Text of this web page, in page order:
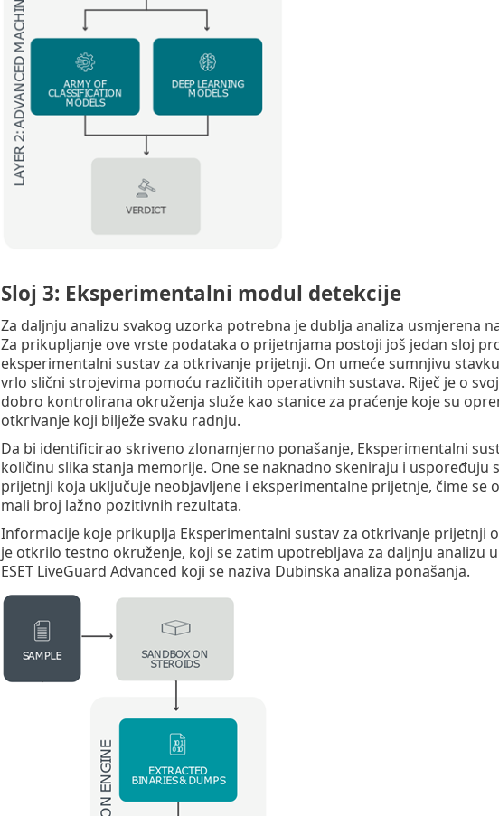
Sloj 3: Eksperimentalni modul detekcije
Za daljnju analizu svakog uzorka potrebna je dublja analiza usmjerena
Za prikupljanje ove vrste podataka o prijetnjama postoji još jedan sloj
eksperimentalni sustav za otkrivanje prijetnji. On umeće sumnjivu
vrlo slični strojevima pomoću različitih operativnih sustava. Riječ je o
dobro kontrolirana okruženja služe kao stanice za praćenje koje su
otkrivanje koji bilježe svaku radnju.
Da bi identificirao skriveno zlonamjerno ponašanje, Eksperimentalni
količinu slika stanja memorije. One se naknadno skeniraju i uspoređuju
prijetnji koja uključuje neobjavljene i eksperimentalne prijetnje, čime
mali broj lažno pozitivnih rezultata.
Informacije koje prikuplja Eksperimentalni sustav za otkrivanje prijetnji
je otkrilo testno okruženje, koji se zatim upotrebljava za daljnju
ESET LiveGuard Advanced koji se naziva Dubinska analiza ponašanja.